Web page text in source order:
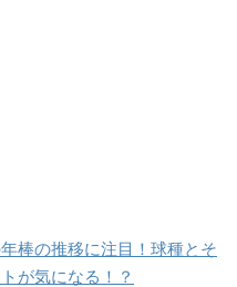
棒の推移に注目！球種とそ
が気になる！？